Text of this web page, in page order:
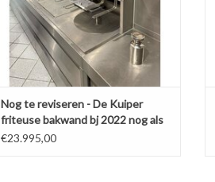
Nog te reviseren - De Kuiper
friteuse bakwand bj 2022 nog als
nieuw
€23.995,00